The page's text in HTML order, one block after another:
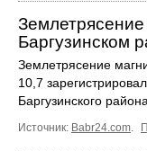
Баргузинском
Землетрясение
10,7
Баргузинского
Источник: Babr24.com